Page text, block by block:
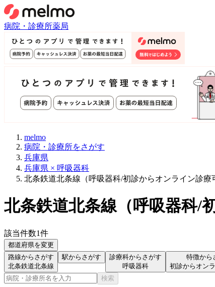
病院・診療所薬局
melmo
病院・診療所をさがす
兵庫県
兵庫県 × 呼吸器科
北条鉄道北条線（呼吸器科/初診からオンライン診療
北条鉄道北条線（呼吸器科/
該当件数1件
都道府県を変更
路線からさがす
北条鉄道北条線
駅からさがす
診療科からさがす
呼吸器科
特徴から
初診からオン
検索